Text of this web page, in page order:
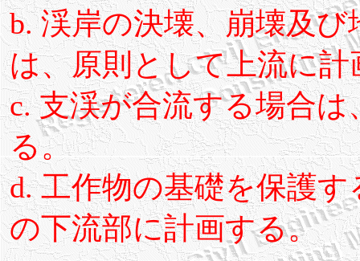
b. 渓岸の決壊、崩壊及
は、原則として上流に計
c. 支渓が合流する場合
る。
d. 工作物の基礎を保護
の下流部に計画する。